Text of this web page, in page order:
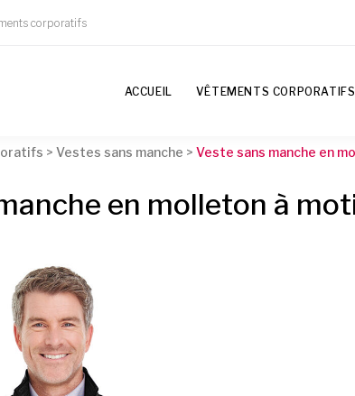
corporatifs
ACCUEIL VÊTEMENTS CORPORATIFS
> Vestes sans manche > Veste sans manche en
en molleton à